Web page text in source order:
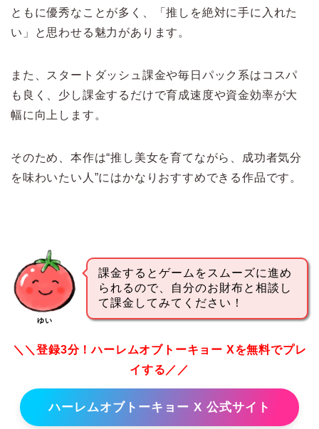
ともに優秀なことが多く、「推しを絶対に手に入れた
い」と思わせる魅力があります。
また、スタートダッシュ課金や毎日パック系はコスパ
も良く、少し課金するだけで育成速度や資金効率が大
幅に向上します。
そのため、本作は“推し美女を育てながら、成功者気分
を味わいたい人”にはかなりおすすめできる作品です。
ゆい
課金するとゲームをスムーズに進め
られるので、自分のお財布と相談し
て課金してみてください！
＼＼登録3分！ハーレムオブトーキョー Xを無料でプレ
イする／／
ハーレムオブトーキョー X 公式サイト